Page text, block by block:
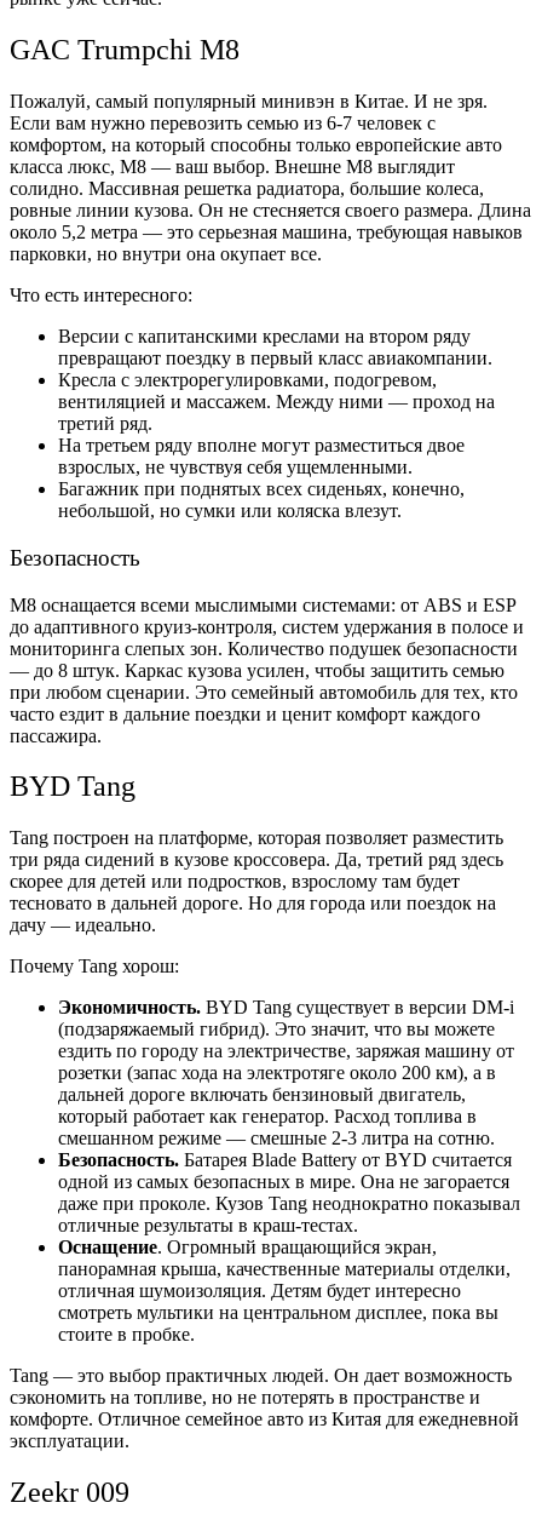
GAC Trumpchi M8
Пожалуй, самый популярный минивэн в Китае. И не зря.
Если вам нужно перевозить семью из 6-7 человек с
комфортом, на который способны только европейские авто
класса люкс, M8 — ваш выбор. Внешне M8 выглядит
солидно. Массивная решетка радиатора, большие колеса,
ровные линии кузова. Он не стесняется своего размера. Длина
около 5,2 метра — это серьезная машина, требующая навыков
парковки, но внутри она окупает все.
Что есть интересного:
Версии с капитанскими креслами на втором ряду
превращают поездку в первый класс авиакомпании.
Кресла с электрорегулировками, подогревом,
вентиляцией и массажем. Между ними — проход на
третий ряд.
На третьем ряду вполне могут разместиться двое
взрослых, не чувствуя себя ущемленными.
Багажник при поднятых всех сиденьях, конечно,
небольшой, но сумки или коляска влезут.
Безопасность
M8 оснащается всеми мыслимыми системами: от ABS и ESP
до адаптивного круиз-контроля, систем удержания в полосе и
мониторинга слепых зон. Количество подушек безопасности
— до 8 штук. Каркас кузова усилен, чтобы защитить семью
при любом сценарии. Это семейный автомобиль для тех, кто
часто ездит в дальние поездки и ценит комфорт каждого
пассажира.
BYD Tang
Tang построен на платформе, которая позволяет разместить
три ряда сидений в кузове кроссовера. Да, третий ряд здесь
скорее для детей или подростков, взрослому там будет
тесновато в дальней дороге. Но для города или поездок на
дачу — идеально.
Почему Tang хорош:
Экономичность. BYD Tang существует в версии DM-i
(подзаряжаемый гибрид). Это значит, что вы можете
ездить по городу на электричестве, заряжая машину от
розетки (запас хода на электротяге около 200 км), а в
дальней дороге включать бензиновый двигатель,
который работает как генератор. Расход топлива в
смешанном режиме — смешные 2-3 литра на сотню.
Безопасность. Батарея Blade Battery от BYD считается
одной из самых безопасных в мире. Она не загорается
даже при проколе. Кузов Tang неоднократно показывал
отличные результаты в краш-тестах.
Оснащение. Огромный вращающийся экран,
панорамная крыша, качественные материалы отделки,
отличная шумоизоляция. Детям будет интересно
смотреть мультики на центральном дисплее, пока вы
стоите в пробке.
Tang — это выбор практичных людей. Он дает возможность
сэкономить на топливе, но не потерять в пространстве и
комфорте. Отличное семейное авто из Китая для ежедневной
эксплуатации.
Zeekr 009